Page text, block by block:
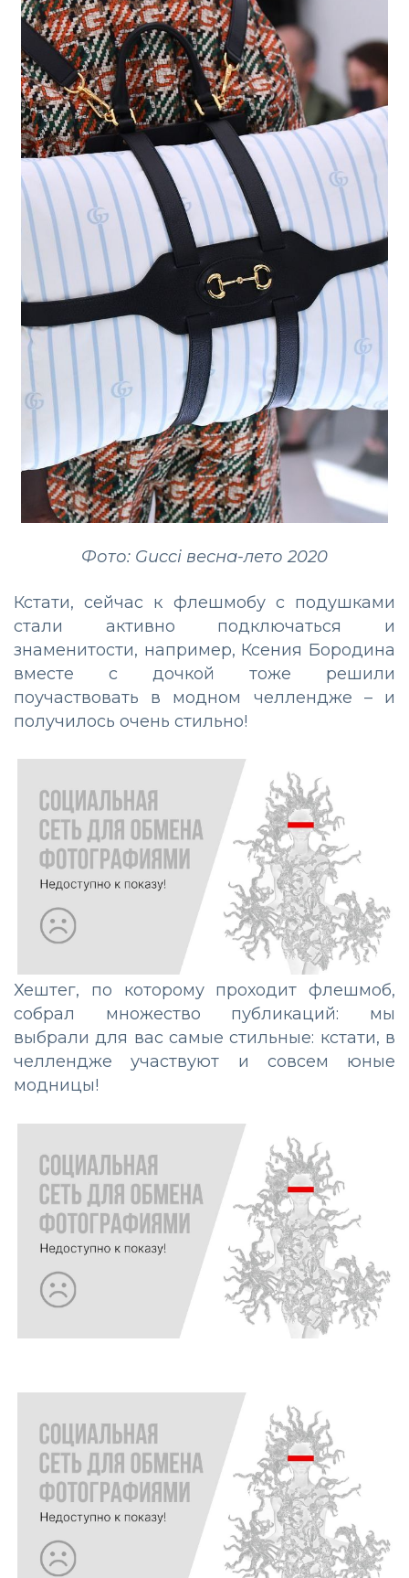
Фото: Gucci весна-лето 2020
Кстати, сейчас к флешмобу с подушками
стали активно подключаться и
знаменитости, например, Ксения Бородина
вместе с дочкой тоже решили
поучаствовать в модном челлендже – и
получилось очень стильно!
Хештег, по которому проходит флешмоб,
собрал множество публикаций: мы
выбрали для вас самые стильные: кстати, в
челлендже участвуют и совсем юные
модницы!